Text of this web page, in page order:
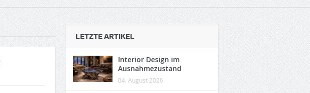
LETZTE ARTIKEL
Interior Design im
Ausnahmezustand
04. August 2026